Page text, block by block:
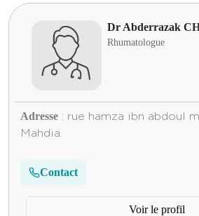
Dr Abderrazak
Rhumatologue
Adresse : rue hamza ibn abdoul
Mahdia
Contact
Voir le profil